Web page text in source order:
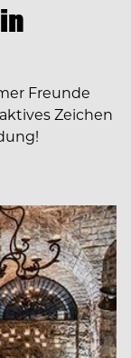
Freunde
Zeichen